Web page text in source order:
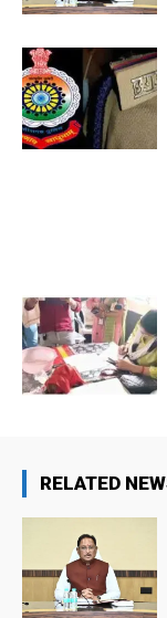
RELATED